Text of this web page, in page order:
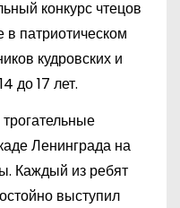
конкурс чтецов
в патриотическом
кудровских и
до 17 лет.
Ленинграда на
Каждый из ребят
выступил